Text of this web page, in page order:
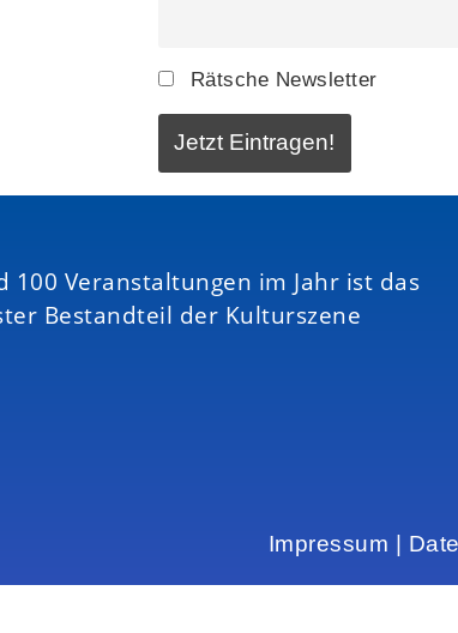
Rätsche Newsletter
Veranstaltungen im Jahr ist das
Bestandteil der Kulturszene
Impressum |